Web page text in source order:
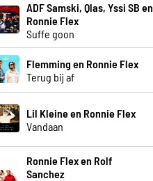
ADF Samski, Qlas, Yssi SB en
Ronnie Flex
Suffe goon
Flemming en Ronnie Flex
Terug bij af
Lil Kleine en Ronnie Flex
Vandaan
Ronnie Flex en Rolf
Sanchez